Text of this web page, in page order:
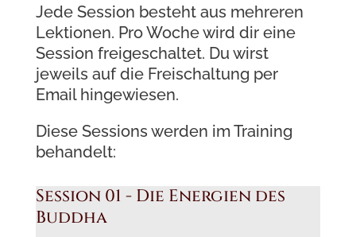
Jede Session besteht aus mehreren
Lektionen. Pro Woche wird dir eine
Session freigeschaltet. Du wirst
jeweils auf die Freischaltung per
Email hingewiesen.
Diese Sessions werden im Training
behandelt:
Session 01 - Die Energien des
Buddha